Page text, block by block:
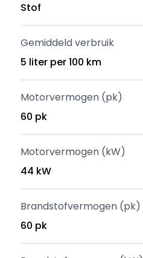
Stof
Gemiddeld verbruik
5 liter per 100 km
Motorvermogen (pk)
60 pk
Motorvermogen (kW)
44 kW
Brandstofvermogen (pk)
60 pk